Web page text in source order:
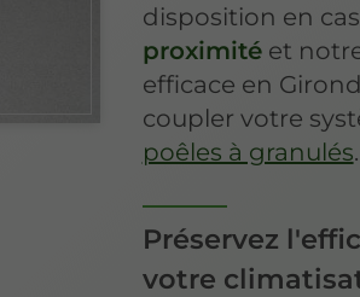
disposition en
proximitéet
efficace en
coupler votre
poêles à granulés.
Préservez
votre